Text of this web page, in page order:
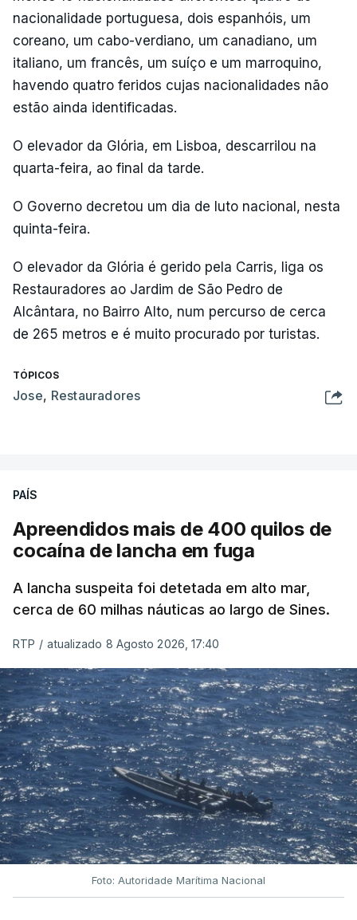
nacionalidade portuguesa, dois espanhóis, um
coreano, um cabo-verdiano, um canadiano, um
italiano, um francês, um suíço e um marroquino,
havendo quatro feridos cujas nacionalidades não
estão ainda identificadas.
O elevador da Glória, em Lisboa, descarrilou na
quarta-feira, ao final da tarde.
O Governo decretou um dia de luto nacional, nesta
quinta-feira.
O elevador da Glória é gerido pela Carris, liga os
Restauradores ao Jardim de São Pedro de
Alcântara, no Bairro Alto, num percurso de cerca
de 265 metros e é muito procurado por turistas.
TÓPICOS
Jose, Restauradores
PAÍS
Apreendidos mais de 400 quilos de
cocaína de lancha em fuga
A lancha suspeita foi detetada em alto mar,
cerca de 60 milhas náuticas ao largo de Sines.
RTP / atualizado 8 Agosto 2026, 17:40
Foto: Autoridade Marítima Nacional